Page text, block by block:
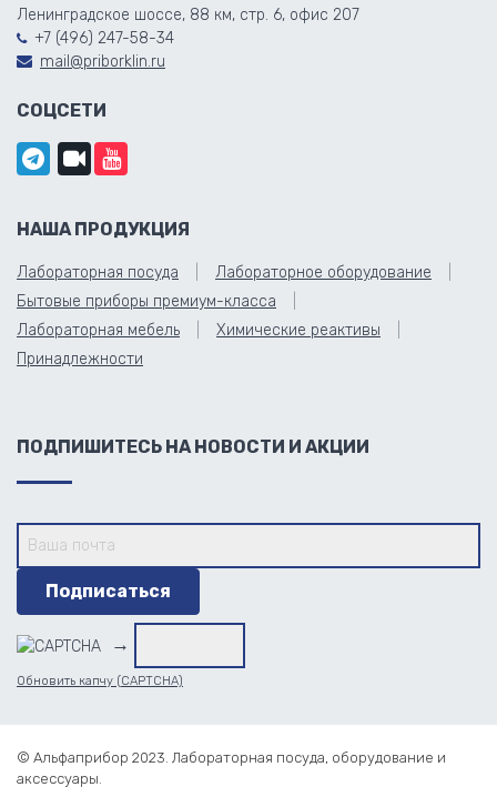
Ленинградское шоссе, 88 км, стр. 6, офис 207
+7 (496) 247-58-34
mail@priborklin.ru
СОЦСЕТИ
НАША ПРОДУКЦИЯ
Лабораторная посуда
Лабораторное оборудование
Бытовые приборы премиум-класса
Лабораторная мебель
Химические реактивы
Принадлежности
ПОДПИШИТЕСЬ НА НОВОСТИ И АКЦИИ
→
Обновить капчу (CAPTCHA)
© Альфаприбор 2023. Лабораторная посуда, оборудование и
аксессуары.